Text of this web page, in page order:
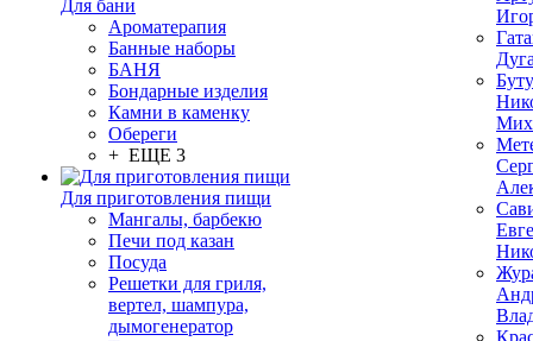
Для бани
Ароматерапия
Банные наборы
БАНЯ
Бондарные изделия
Камни в каменку
Обереги
+ ЕЩЕ 3
Для приготовления пищи
Мангалы, барбекю
Печи под казан
Посуда
Решетки для гриля,
вертел, шампура,
дымогенератор